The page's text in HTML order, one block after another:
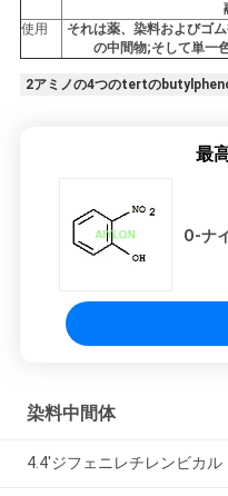
を
求
地
図
使用
それは薬、染料およびゴ
の中間物;そして単一
2アミノの4つのtertの
最
O-ナ
染料中間体
4.4'ジフェニレチレンビカル